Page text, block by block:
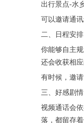
出行景点-水
可以邀请通
二、日程安排
你能够自主
还会收获相
有时候，邀
三、好感剧情
视频通话会
落，都留存着